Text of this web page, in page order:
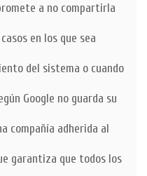
a no compartirla
en los que sea
del sistema o cuando
Google no guarda su
compañía adherida al
garantiza que todos los